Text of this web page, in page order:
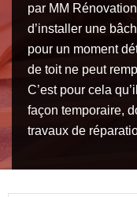
par MM
d’installer une
pour un moment
de toit ne peut
C’est pour cela
façon temporaire,
travaux de